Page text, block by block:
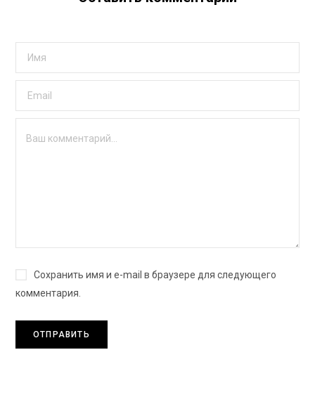
Сохранить имя и e-mail в браузере для следующего
комментария.